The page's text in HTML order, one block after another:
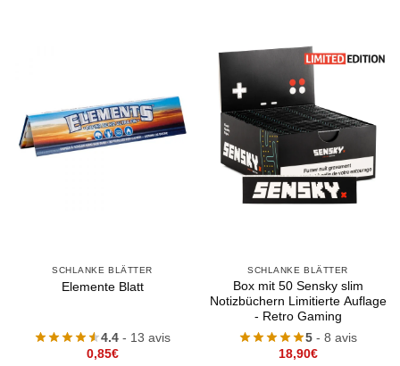
SCHLANKE BLÄTTER
Elemente Blatt
4.4 - 13 avis
0,85€
SCHLANKE BLÄTTER
Box mit 50 Sensky slim
Notizbüchern Limitierte Auflage
- Retro Gaming
5 - 8 avis
18,90€